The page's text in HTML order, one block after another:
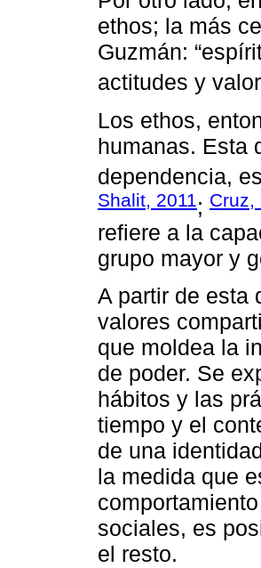
ethos; la más
Guzmán:
actitudes y
Los ethos,
humanas. Esta
dependencia,
Shalit, 2011; Cruz,
refiere a la
grupo mayor y
A partir de esta
valores
que moldea la
de poder. Se
hábitos y las
tiempo y el
de una
la medida que
sociales, es
el resto.